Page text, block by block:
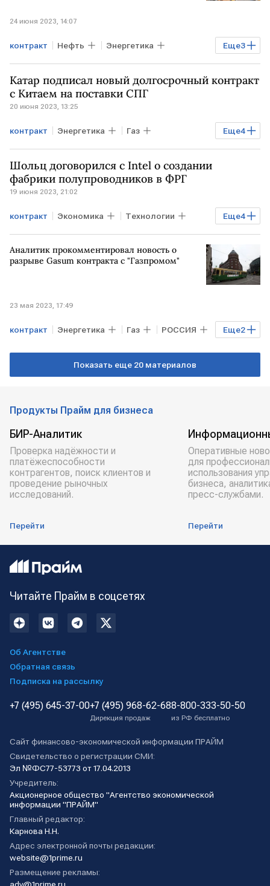
24 июня 2023, 14:07
Еще3
контракт Нефть Энергетика
Бизнес Saudi Aramco TotalEnergies
Катар подписал новый долгосрочный контракт
с Китаем на поставки СПГ
20 июня 2023, 13:25
Еще4
контракт Энергетика Газ
Газовый вентиль КАТАР КИТАЙ
поставки СПГ
Шольц договорился с Intel о создании
фабрики полупроводников в ФРГ
19 июня 2023, 21:02
Еще4
контракт Экономика Технологии
В мире ГЕРМАНИЯ Олаф Шольц
Intel
Аналитик прокомментировал новость о
разрыве Gasum контракта с "Газпромом"
23 мая 2023, 17:49
Еще2
контракт Энергетика Газ РОССИЯ
Gasum
СПГ
Показать еще 20 материалов
Продукты Прайм для бизнеса
БИР-Аналитик
Проверка надёжности и
платёжеспособности
контрагентов, поиск клиентов и
проведение рыночных
исследований.
Перейти
Оперативные
для
использования
бизнеса,
пресс-службами.
Перейти
Читайте Прайм в соцсетях
Об Агентстве
Обратная связь
Подписка на рассылку
+7 (495) 645-37-00+7 (495) 968-62-68
Дирекция продаж
8-800-333-50-50
из РФ бесплатно
Сайт финансово-экономической информации ПРАЙМ
Свидетельство о регистрации СМИ:
Эл №ФС77-53773 от 17.04.2013
Учредитель:
Акционерное общество "Агентство экономической
информации "ПРАЙМ"
Главный редактор:
Карнова Н.Н.
Адрес электронной почты редакции:
website@1prime.ru
Размещение рекламы: